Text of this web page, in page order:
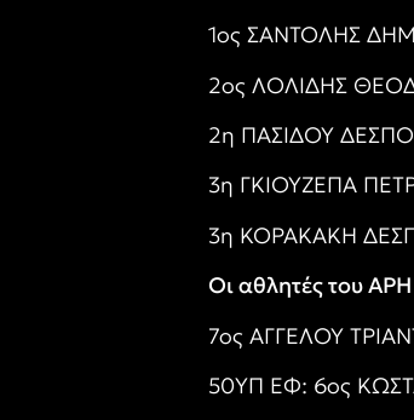
1ος ΣΑΝΤΟΛΗΣ
2ος ΛΟΛΙΔΗΣ
2η ΠΑΣΙΔΟΥ
3η ΓΚΙΟΥΖΕΠΑ
3η ΚΟΡΑΚΑΚΗ
Οι αθλητές του
7ος ΑΓΓΕΛΟΥ
50ΥΠ ΕΦ: 6ος